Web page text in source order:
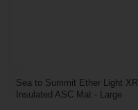
Sea to Summit Ether Light XR
Insulated ASC Mat - Large